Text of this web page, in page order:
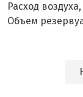
Расход
Объем